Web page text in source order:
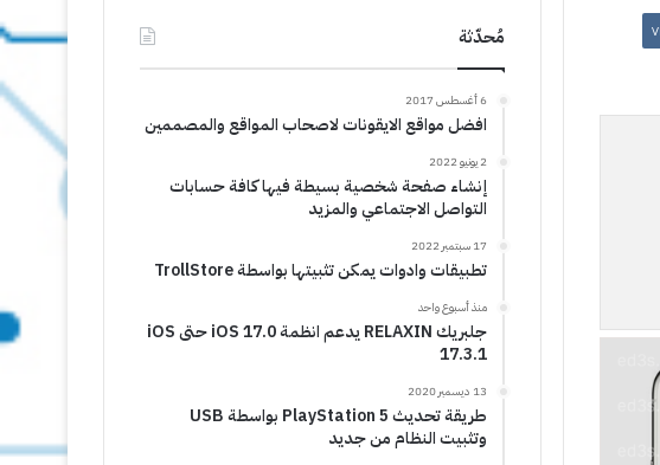
مُحدّثة
6 أغسطس 2017
افضل مواقع الايقونات لاصحاب المواقع والمصممين
2 يونيو 2022
إنشاء صفحة شخصية بسيطة فيها كافة حسابات
التواصل الاجتماعي والمزيد
17 سبتمبر 2022
تطبيقات وادوات يمكن تثبيتها بواسطة TrollStore
منذ أسبوع واحد
جلبريك RELAXIN يدعم انظمة iOS 17.0 حتى iOS
17.3.1
13 ديسمبر 2020
طريقة تحديث PlayStation 5 بواسطة USB
وتثبيت النظام من جديد